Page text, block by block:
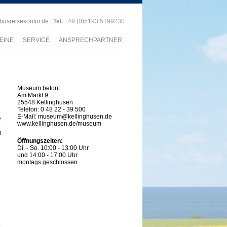
Tel. +49 (0)5193 5199230
SERVICE ANSPRECHPARTNER
Museum betont
Am Markt 9
25548 Kellinghusen
Telefon: 0 48 22 - 39 500
E-Mail: museum@kellinghusen.de
www.kellinghusen.de/museum
Öffnungszeiten:
Di. - So. 10:00 - 13:00 Uhr
und 14:00 - 17:00 Uhr
montags geschlossen